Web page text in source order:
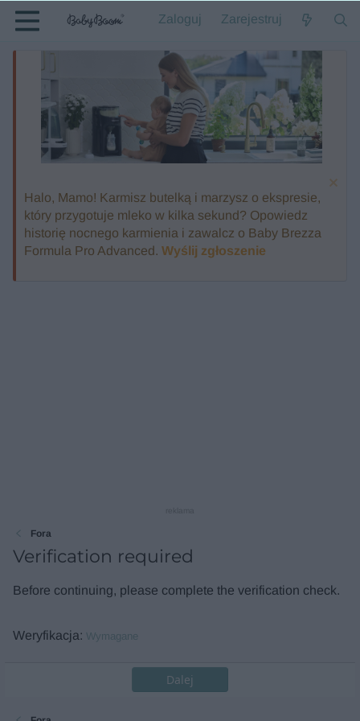
Zaloguj Zarejestruj
Halo, Mamo! Karmisz butelką i marzysz o ekspresie,
który przygotuje mleko w kilka sekund? Opowiedz
historię nocnego karmienia i zawalcz o Baby Brezza
Formula Pro Advanced. Wyślij zgłoszenie
Fora
Verification required
Before continuing, please complete the verification check.
Weryfikacja Wymagane
Dalej